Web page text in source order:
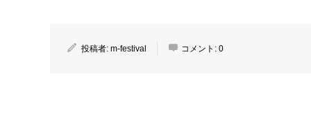
投稿者: m-festival コメント: 0